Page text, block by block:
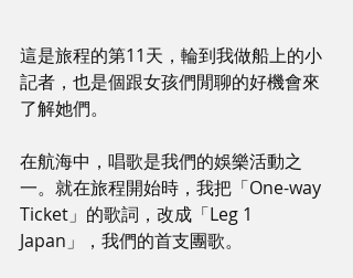
這是旅程的第11天，輪到我做船上的小
記者，也是個跟女孩們閒聊的好機會來
了解她們。
在航海中，唱歌是我們的娛樂活動之
一。就在旅程開始時，我把「One-way
Ticket」的歌詞，改成「Leg 1
Japan」，我們的首支團歌。